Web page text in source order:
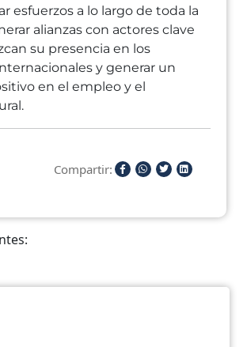
esfuerzos a lo largo de toda la
alianzas con actores clave
su presencia en los
y generar un
en el empleo y el
Compartir: